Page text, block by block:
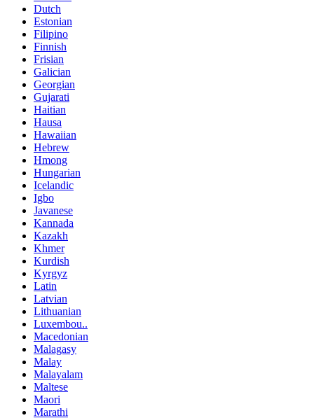
Dutch
Estonian
Filipino
Finnish
Frisian
Galician
Georgian
Gujarati
Haitian
Hausa
Hawaiian
Hebrew
Hmong
Hungarian
Icelandic
Igbo
Javanese
Kannada
Kazakh
Khmer
Kurdish
Kyrgyz
Latin
Latvian
Lithuanian
Luxembou..
Macedonian
Malagasy
Malay
Malayalam
Maltese
Maori
Marathi